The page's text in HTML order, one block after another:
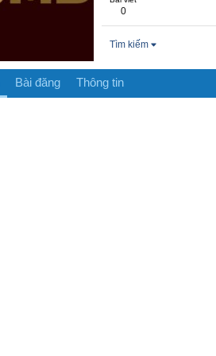
0
Tìm kiếm
Bài đăng Thông tin